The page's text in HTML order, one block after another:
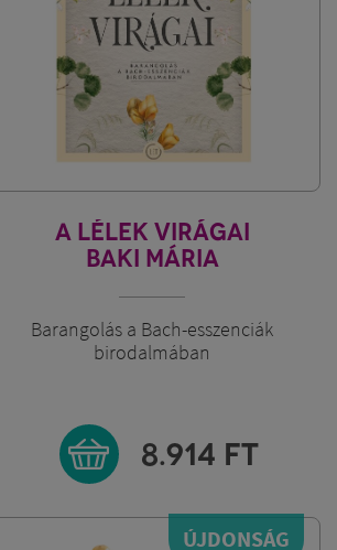
A LÉLEK VIRÁGAI
BAKI MÁRIA
Barangolás a Bach-esszenciák
birodalmában
8.914 FT
ÚJDONSÁG